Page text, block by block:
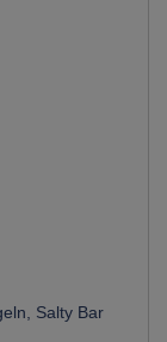
Salty Bar